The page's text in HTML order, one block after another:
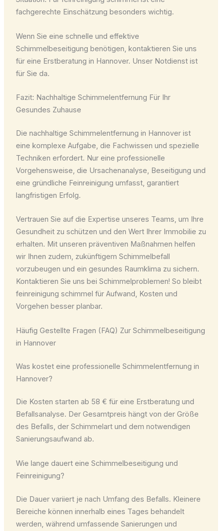
fachgerechte Einschätzung besonders wichtig.
Wenn Sie eine schnelle und effektive
Schimmelbeseitigung benötigen, kontaktieren Sie uns
für eine Erstberatung in Hannover. Unser Notdienst ist
für Sie da.
Fazit: Nachhaltige Schimmelentfernung Für Ihr
Gesundes Zuhause
Die nachhaltige Schimmelentfernung in Hannover ist
eine komplexe Aufgabe, die Fachwissen und spezielle
Techniken erfordert. Nur eine professionelle
Vorgehensweise, die Ursachenanalyse, Beseitigung und
eine gründliche Feinreinigung umfasst, garantiert
langfristigen Erfolg.
Vertrauen Sie auf die Expertise unseres Teams, um Ihre
Gesundheit zu schützen und den Wert Ihrer Immobilie zu
erhalten. Mit unseren präventiven Maßnahmen helfen
wir Ihnen zudem, zukünftigem Schimmelbefall
vorzubeugen und ein gesundes Raumklima zu sichern.
Kontaktieren Sie uns bei Schimmelproblemen! So bleibt
feinreinigung schimmel für Aufwand, Kosten und
Vorgehen besser planbar.
Häufig Gestellte Fragen (FAQ) Zur Schimmelbeseitigung
in Hannover
Was kostet eine professionelle Schimmelentfernung in
Hannover?
Die Kosten starten ab 58 € für eine Erstberatung und
Befallsanalyse. Der Gesamtpreis hängt von der Größe
des Befalls, der Schimmelart und dem notwendigen
Sanierungsaufwand ab.
Wie lange dauert eine Schimmelbeseitigung und
Feinreinigung?
Die Dauer variiert je nach Umfang des Befalls. Kleinere
Bereiche können innerhalb eines Tages behandelt
werden, während umfassende Sanierungen und